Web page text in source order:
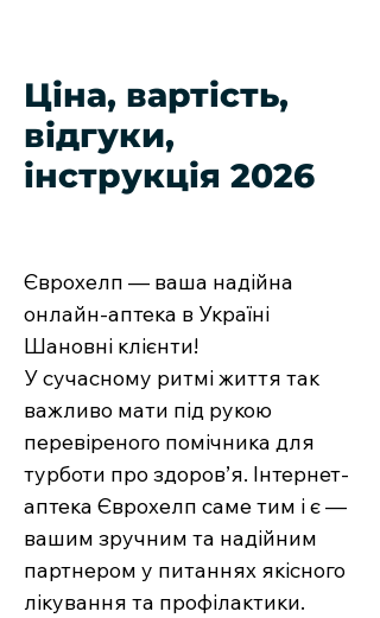
Ціна, вартість,
відгуки,
інструкція 2026
Єврохелп — ваша надійна
онлайн-аптека в Україні
Шановні клієнти!
У сучасному ритмі життя так
важливо мати під рукою
перевіреного помічника для
турботи про здоров’я. Інтернет-
аптека Єврохелп саме тим і є —
вашим зручним та надійним
партнером у питаннях якісного
лікування та профілактики.